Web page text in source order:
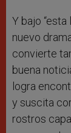
Y bajo
nuevo
convierte
buena
logra
y suscita
rostros